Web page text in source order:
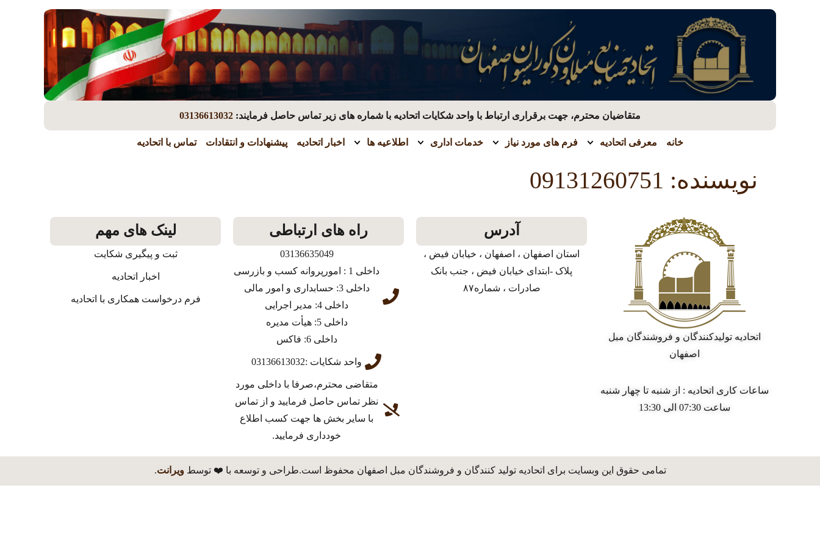
متقاضیان محترم، جهت برقراری ارتباط با واحد شکایات اتحادیه با شماره های زیر تماس حاصل فرمایند: 03136613032
خانه معرفی اتحادیه فرم های مورد نیاز خدمات اداری اطلاعیه ها اخبار اتحادیه پیشنهادات و انتقادات تماس با اتحادیه
نویسنده: 09131260751
اتحادیه تولیدکنندگان و فروشندگان مبل
اصفهان
ساعات کاری اتحادیه : از شنبه تا چهار شنبه
ساعت 07:30 الی 13:30
آدرس
استان اصفهان ، اصفهان ، خیابان فیض ،
پلاک -ابتدای خیابان فیض ، جنب بانک
صادرات ، شماره۸۷
راه های ارتباطی
03136635049
داخلی 1 : امورپروانه کسب و بازرسی
داخلی 3: حسابداری و امور مالی
داخلی 4: مدیر اجرایی
داخلی 5: هیأت مدیره
داخلی 6: فاکس
واحد شکایات :03136613032
متقاضی محترم،صرفا با داخلی مورد
نظر تماس حاصل فرمایید و از تماس
با سایر بخش ها جهت کسب اطلاع
خودداری فرمایید.
لینک های مهم
ثبت و پیگیری شکایت
اخبار اتحادیه
فرم درخواست همکاری با اتحادیه
تمامی حقوق این وبسایت برای اتحادیه تولید کنندگان و فروشندگان مبل اصفهان محفوظ است.طراحی و توسعه با ❤️ توسطویرانت.